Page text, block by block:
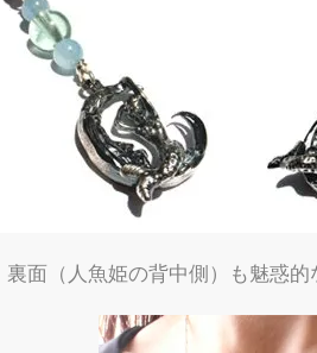
裏面（人魚姫の背中側）も魅惑